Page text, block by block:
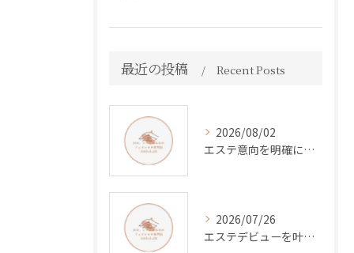
最近の投稿 Recent Posts
2026/08/02
エステ意向を明確にして効果と満足度を高める賢い活用法を徹底解説
2026/07/26
エステデビューを叶える東京都台東区練馬区で理想のフェイシャル体験とキャリアの始め方